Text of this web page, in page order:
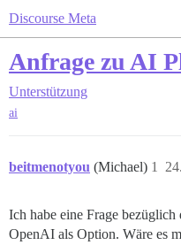
Discourse Meta
Anfrage zu AI
Unterstützung
ai
beitmenotyou (Michael) 1
Ich habe eine Frage
OpenAI als Option. Wäre es